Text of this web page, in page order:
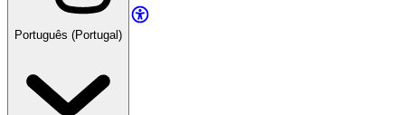
Português (Portugal)